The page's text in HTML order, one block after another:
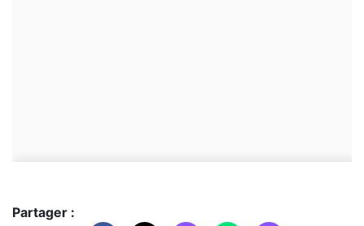
Partager :